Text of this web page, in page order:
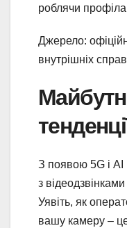
роблячи
Джерело:
внутрішніх
З появою 5G і
з
Уявіть, як
вашу камеру – це